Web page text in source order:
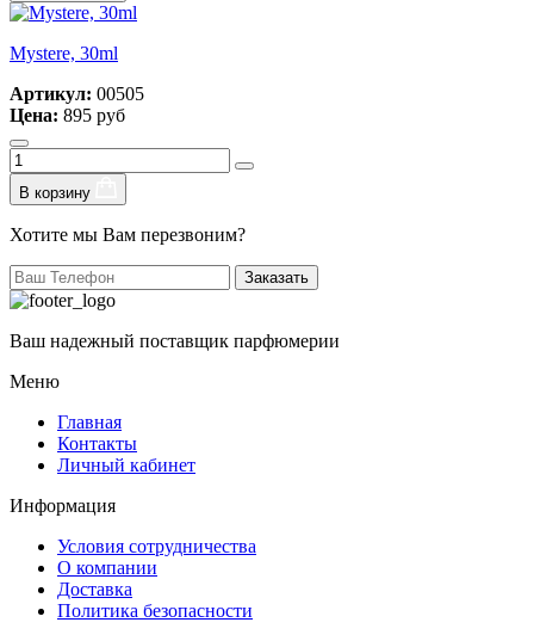
Mystere, 30ml
Артикул: 00505
Цена: 895 руб
В корзину
Хотите мы Вам перезвоним?
Заказать
Ваш надежный поставщик парфюмерии
Меню
Главная
Контакты
Личный кабинет
Информация
Условия сотрудничества
О компании
Доставка
Политика безопасности